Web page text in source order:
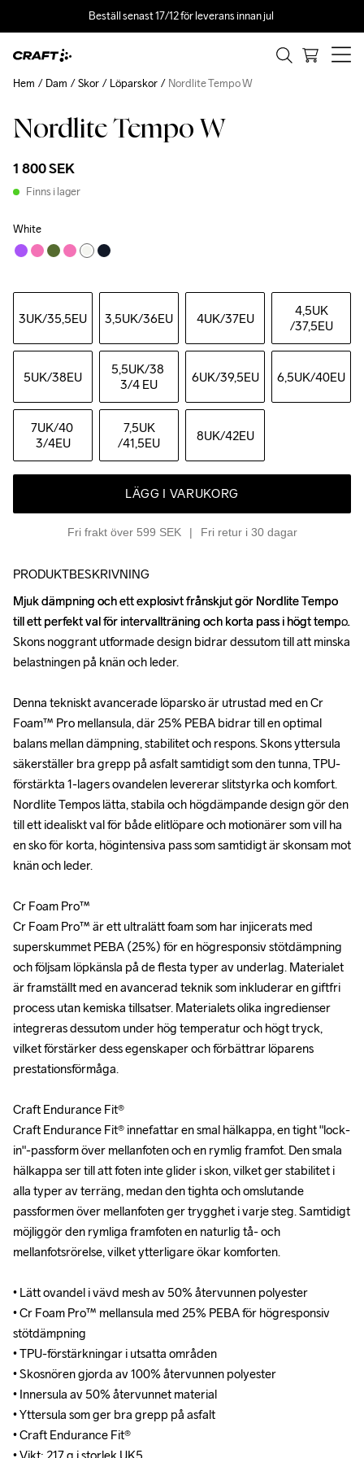
Beställ senast 17/12 för leverans innan jul
Nordlite Tempo W
1 800 SEK
Finns i lager
White
3UK/35,5EU 3,5UK/36EU 4UK/37EU
4,5UK
/37,5EU
5UK/38EU 5,5UK/38
3/4 EU
6UK/39,5EU 6,5UK/40EU
7UK/40
3/4EU
7,5UK
/41,5EU
8UK/42EU
LÄGG I VARUKORG
Fri frakt över 599 SEK Fri retur i 30 dagar
Hem Dam Skor Löparskor Nordlite Tempo W
PRODUKTBESKRIVNING
Mjuk dämpning och ett explosivt frånskjut gör Nordlite Tempo
till ett perfekt val för intervallträning och korta pass i högt tempo.
Skons noggrant utformade design bidrar dessutom till att minska
belastningen på knän och leder.
Denna tekniskt avancerade löparsko är utrustad med en Cr
Foam™ Pro mellansula, där 25% PEBA bidrar till en optimal
balans mellan dämpning, stabilitet och respons. Skons yttersula
säkerställer bra grepp på asfalt samtidigt som den tunna, TPU-
förstärkta 1-lagers ovandelen levererar slitstyrka och komfort.
Nordlite Tempos lätta, stabila och högdämpande design gör den
till ett idealiskt val för både elitlöpare och motionärer som vill ha
en sko för korta, högintensiva pass som samtidigt är skonsam mot
knän och leder.
Cr Foam Pro™
Cr Foam Pro™ är ett ultralätt foam som har injicerats med
superskummet PEBA (25%) för en högresponsiv stötdämpning
och följsam löpkänsla på de flesta typer av underlag. Materialet
är framställt med en avancerad teknik som inkluderar en giftfri
process utan kemiska tillsatser. Materialets olika ingredienser
integreras dessutom under hög temperatur och högt tryck,
vilket förstärker dess egenskaper och förbättrar löparens
prestationsförmåga.
Craft Endurance Fit®
Craft Endurance Fit® innefattar en smal hälkappa, en tight "lock-
in"-passform över mellanfoten och en rymlig framfot. Den smala
hälkappa ser till att foten inte glider i skon, vilket ger stabilitet i
alla typer av terräng, medan den tighta och omslutande
passformen över mellanfoten ger trygghet i varje steg. Samtidigt
möjliggör den rymliga framfoten en naturlig tå- och
mellanfotsrörelse, vilket ytterligare ökar komforten.
• Lätt ovandel i vävd mesh av 50% återvunnen polyester
• Cr Foam Pro™ mellansula med 25% PEBA för högresponsiv
stötdämpning
• TPU-förstärkningar i utsatta områden
• Skosnören gjorda av 100% återvunnen polyester
• Innersula av 50% återvunnet material
• Yttersula som ger bra grepp på asfalt
• Craft Endurance Fit®
Mjuk dämpning och ett explosivt frånskjut gör Nordlite Tempo
till ett perfekt val för intervallträning och korta pass i högt tempo.
Skons noggrant utformade design bidrar dessutom till att minska
belastningen på knän och leder.
Denna tekniskt avancerade löparsko är utrustad med en Cr
Foam™ Pro mellansula, där 25% PEBA bidrar till en optimal
balans mellan dämpning, stabilitet och respons. Skons yttersula
säkerställer bra grepp på asfalt samtidigt som den tunna, TPU-
förstärkta 1-lagers ovandelen levererar slitstyrka och komfort.
Nordlite Tempos lätta, stabila och högdämpande design gör den
till ett idealiskt val för både elitlöpare och motionärer som vill ha
en sko för korta, högintensiva pass som samtidigt är skonsam mot
knän och leder.
Cr Foam Pro™
Cr Foam Pro™ är ett ultralätt foam som har injicerats med
superskummet PEBA (25%) för en högresponsiv stötdämpning
och följsam löpkänsla på de flesta typer av underlag. Materialet
är framställt med en avancerad teknik som inkluderar en giftfri
process utan kemiska tillsatser. Materialets olika ingredienser
integreras dessutom under hög temperatur och högt tryck,
vilket förstärker dess egenskaper och förbättrar löparens
prestationsförmåga.
Craft Endurance Fit®
Craft Endurance Fit® innefattar en smal hälkappa, en tight "lock-
in"-passform över mellanfoten och en rymlig framfot. Den smala
hälkappa ser till att foten inte glider i skon, vilket ger stabilitet i
alla typer av terräng, medan den tighta och omslutande
passformen över mellanfoten ger trygghet i varje steg. Samtidigt
möjliggör den rymliga framfoten en naturlig tå- och
mellanfotsrörelse, vilket ytterligare ökar komforten.
• Lätt ovandel i vävd mesh av 50% återvunnen polyester
• Cr Foam Pro™ mellansula med 25% PEBA för högresponsiv
stötdämpning
• TPU-förstärkningar i utsatta områden
• Skosnören gjorda av 100% återvunnen polyester
• Innersula av 50% återvunnet material
• Yttersula som ger bra grepp på asfalt
• Craft Endurance Fit®